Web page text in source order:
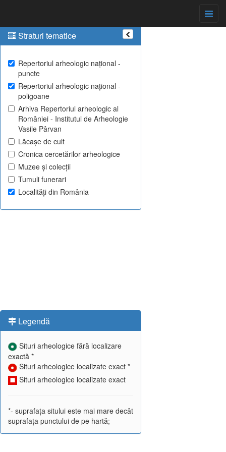
Straturi tematice
Repertoriul arheologic național -
puncte
Repertoriul arheologic național -
poligoane
Arhiva Repertoriul arheologic al
României - Institutul de Arheologie
Vasile Pârvan
Lăcașe de cult
Cronica cercetărilor arheologice
Muzee și colecții
Tumuli funerari
Localități din România
Legendă
Situri arheologice fără localizare
exactă *
Situri arheologice localizate exact *
Situri arheologice localizate exact
*- suprafața sitului este mai mare decât
suprafața punctului de pe hartă;